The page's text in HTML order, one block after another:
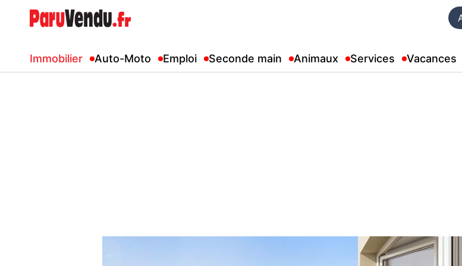
Immobilier Auto-Moto Emploi Seconde main Animaux Services Vacances